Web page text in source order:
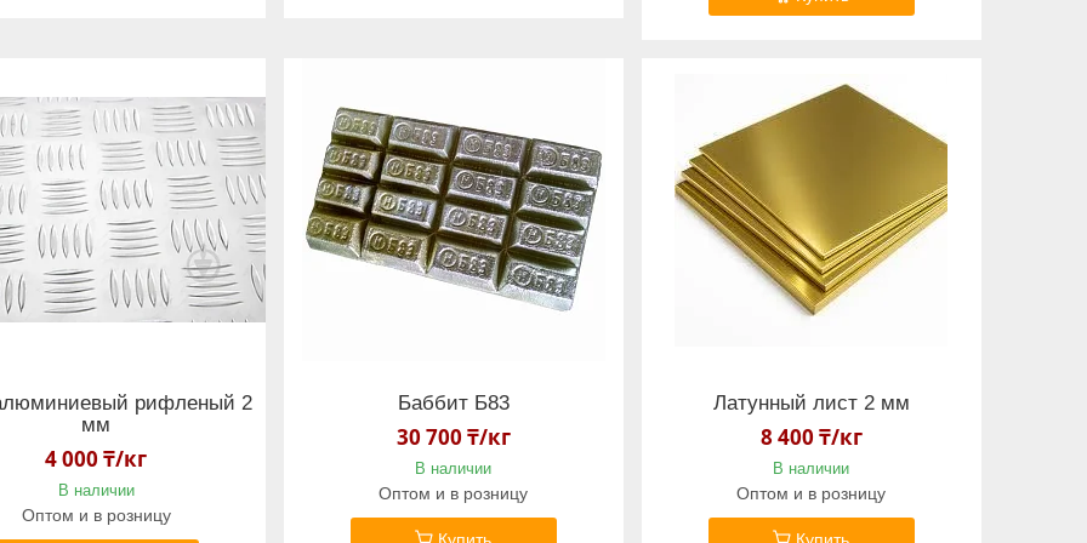
рифленый 2
мм
4 000 ₸/кг
В наличии
Оптом и в розницу
Баббит Б83
30 700 ₸/кг
В наличии
Оптом и в розницу
Латунный лист 2 мм
8 400 ₸/кг
В наличии
Оптом и в розницу